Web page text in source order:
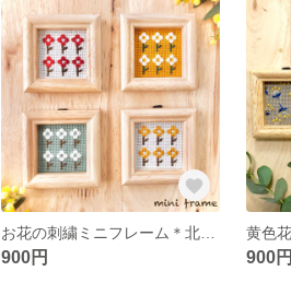
お花の刺繍ミニフレーム＊北欧風インテリア【4色からお選びください】
900円 900円